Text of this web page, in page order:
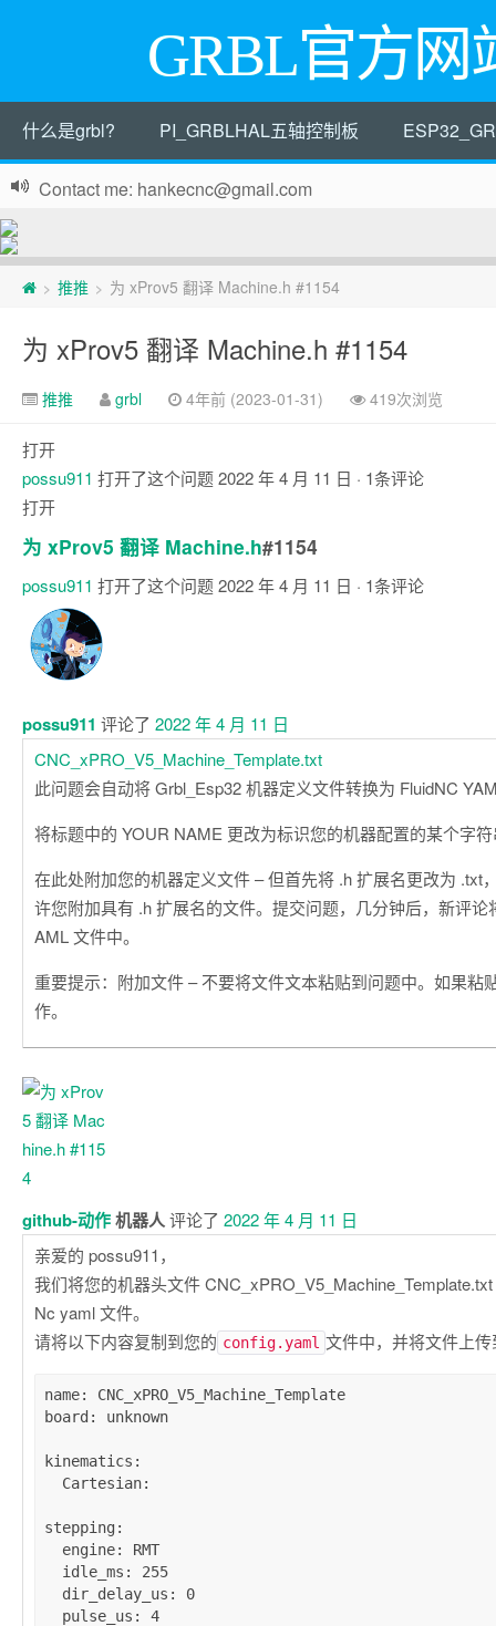
GRBL官方网
什么是grbl? PI_GRBLHAL五轴控制板
Contact me: hankecnc@gmail.com
> 推推 > 为 xProv5 翻译 Machine.h #1154
为 xProv5 翻译 Machine.h #1154
推推 grbl 4年前 (2023-01-31) 419次浏览
打开
possu911 打开了这个问题2022 年 4 月 11 日 · 1条评论
打开
为 xProv5 翻译 Machine.h#1154
possu911 打开了这个问题2022 年 4 月 11 日 · 1条评论
注
释
possu911 评论了 2022 年 4 月 11 日
CNC_xPRO_V5_Machine_Template.txt
此问题会自动将 Grbl_Esp32 机器定义文件转换为 FluidNC
将标题中的 YOUR NAME 更改为标识您的机器配置的某个字
在此处附加您的机器定义文件 – 但首先将 .h 扩展名更改为 .txt
许您附加具有 .h 扩展名的文件。提交问题，几分钟后，新评论
AML 文件中。
重要提示：附加文件 – 不要将文件文本粘贴到问题中。如果粘
作。
github-动作机器人评论了 2022 年 4 月 11 日
亲爱的 possu911，
我们将您的机器头文件
Nc yaml 文件。
请将以下内容复制到您的 config.yaml 文件中，并将文件上
name: CNC_xPRO_V5_Machine_Template
board : unknown
kinematics :
Cartesian:
stepping :
engine: RMT
idle_ms : 255
dir_delay_us : 0
pulse_us : 4